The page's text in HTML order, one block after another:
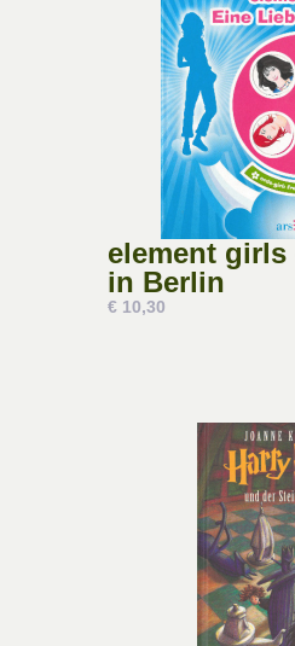
element girls
in Berlin
€ 10,30